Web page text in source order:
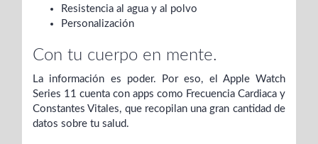
Resistencia al agua y al polvo
Personalización
Con tu cuerpo en mente.
La información es poder. Por eso, el Apple Watch
Series 11 cuenta con apps como Frecuencia Cardiaca y
Constantes Vitales, que recopilan una gran cantidad de
datos sobre tu salud.